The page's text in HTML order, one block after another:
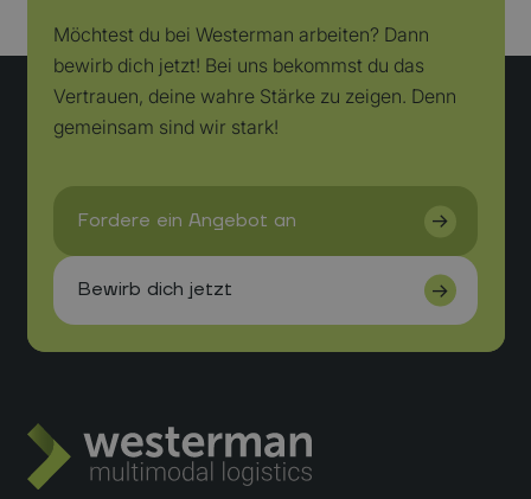
Möchtest du bei Westerman arbeiten? Dann
bewirb dich jetzt! Bei uns bekommst du das
Vertrauen, deine wahre Stärke zu zeigen. Denn
gemeinsam sind wir stark!